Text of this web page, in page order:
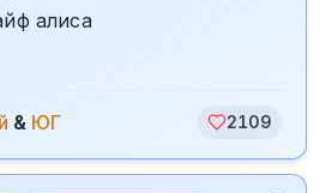
алиса
& ЮГ 2109